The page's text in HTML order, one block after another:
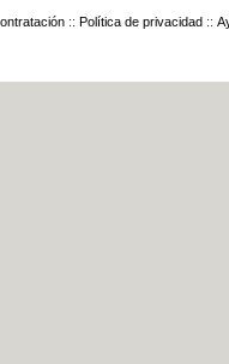
:: Política de privacidad ::